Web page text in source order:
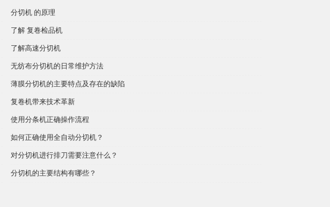
分切机 的原理
了解 复卷检品机
了解高速分切机
无纺布分切机的日常维护方法
薄膜分切机的主要特点及存在的缺陷
复卷机带来技术革新
使用分条机正确操作流程
如何正确使用全自动分切机？
对分切机进行排刀需要注意什么？
分切机的主要结构有哪些？